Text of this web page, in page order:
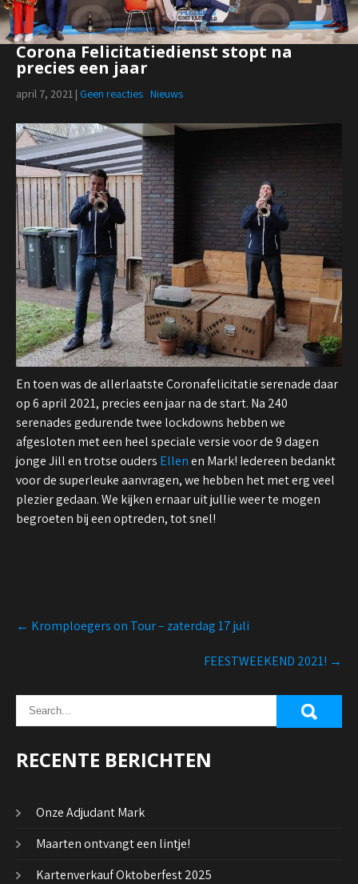
Corona Felicitatiedienst stopt na
precies een jaar
april 7, 2021 | Geen reacties Nieuws
En toen was de allerlaatste Coronafelicitatie serenade daar
op 6 april 2021, precies een jaar na de start. Na 240
serenades gedurende twee lockdowns hebben we
afgesloten met een heel speciale versie voor de 9 dagen
jonge Jill en trotse ouders Ellenen Mark! Iedereen bedankt
voor de superleuke aanvragen, we hebben het met erg veel
plezier gedaan. We kijken ernaar uit jullie weer te mogen
begroeten bij een optreden, tot snel!
Post
navigation
← Kromploegers on Tour – zaterdag 17 juli
FEESTWEEKEND 2021! →
RECENTE BERICHTEN
Onze Adjudant Mark
Maarten ontvangt een lintje!
Kartenverkauf Oktoberfest 2025